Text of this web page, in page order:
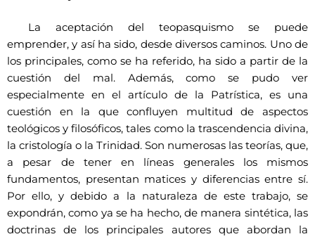
La aceptación del teopasquismo se puede
emprender, y así ha sido, desde diversos caminos. Uno de
los principales, como se ha referido, ha sido a partir de la
cuestión del mal. Además, como se pudo ver
especialmente en el artículo de la Patrística, es una
cuestión en la que confluyen multitud de aspectos
teológicos y filosóficos, tales como la trascendencia divina,
la cristología o la Trinidad. Son numerosas las teorías, que,
a pesar de tener en líneas generales los mismos
fundamentos, presentan matices y diferencias entre sí.
Por ello, y debido a la naturaleza de este trabajo, se
expondrán, como ya se ha hecho, de manera sintética, las
doctrinas de los principales autores que abordan la